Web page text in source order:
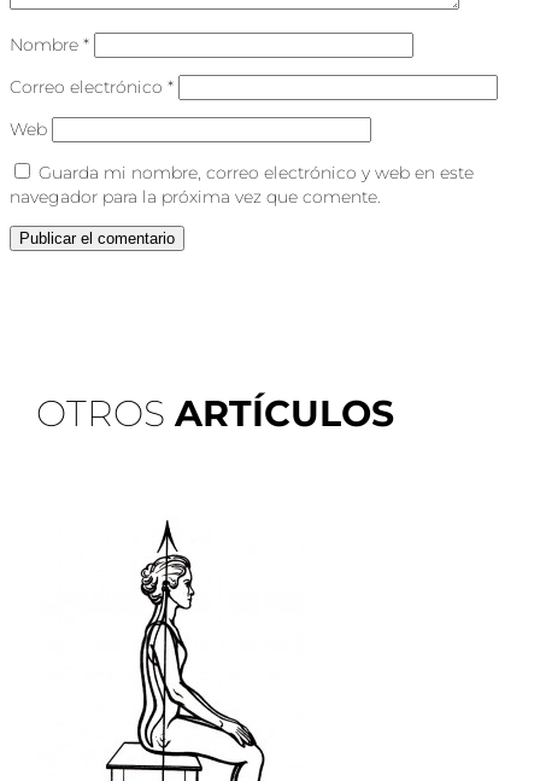
Nombre *
Correo electrónico *
Web
Guarda mi nombre, correo electrónico y web en este
navegador para la próxima vez que comente.
OTROS ARTÍCULOS